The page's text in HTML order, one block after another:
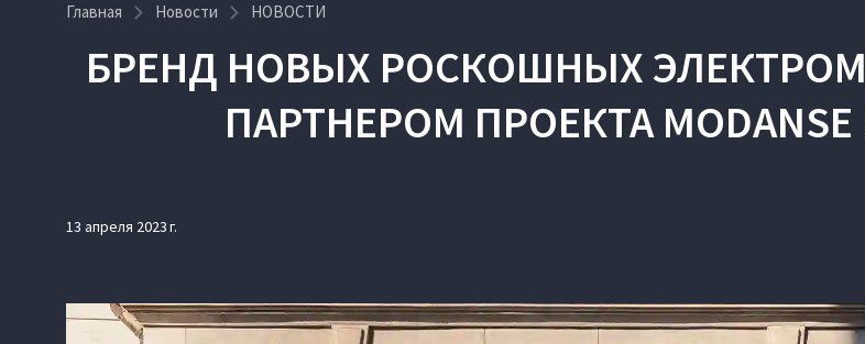
Главная Новости НОВОСТИ
БРЕНД НОВЫХ РОСКОШНЫХ
ПАРТНЕРОМ ПРОЕКТА
13 апреля 2023 г.